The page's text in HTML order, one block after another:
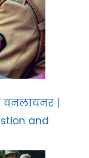
वनलायनर |
and